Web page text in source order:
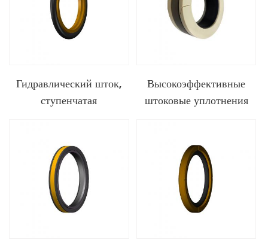
Гидравлический шток,
ступенчатая
SPNS.
Высокоэффективные
штоковые уплотнения